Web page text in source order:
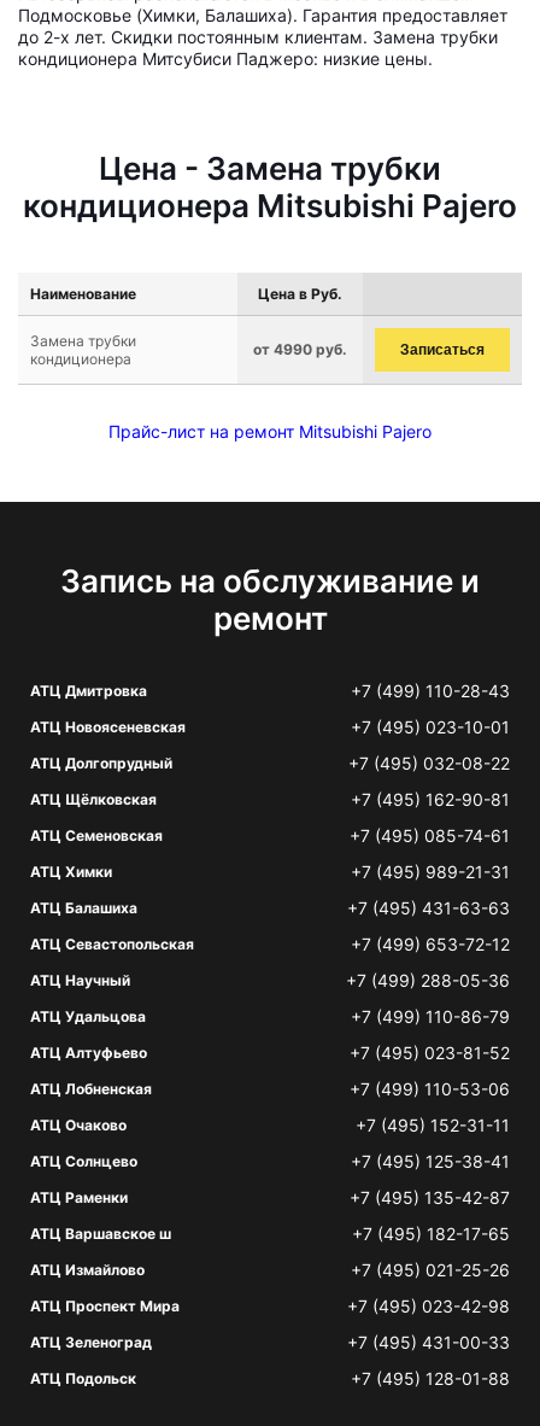
Подмосковье (Химки, Балашиха). Гарантия предоставляет
до 2-х лет. Скидки постоянным клиентам. Замена трубки
кондиционера Митсубиси Паджеро: низкие цены.
Цена - Замена трубки
кондиционера Mitsubishi Pajero
Наименование Цена в Руб.
Замена трубки
кондиционера
от 4990 руб. Записаться
Прайс-лист на ремонт Mitsubishi Pajero
Запись на обслуживание и
ремонт
АТЦ Дмитровка +7 (499) 110-28-43
АТЦ Новоясеневская +7 (495) 023-10-01
АТЦ Долгопрудный +7 (495) 032-08-22
АТЦ Щёлковская +7 (495) 162-90-81
АТЦ Семеновская +7 (495) 085-74-61
АТЦ Химки +7 (495) 989-21-31
АТЦ Балашиха +7 (495) 431-63-63
АТЦ Севастопольская +7 (499) 653-72-12
АТЦ Научный +7 (499) 288-05-36
АТЦ Удальцова +7 (499) 110-86-79
АТЦ Алтуфьево +7 (495) 023-81-52
АТЦ Лобненская +7 (499) 110-53-06
АТЦ Очаково +7 (495) 152-31-11
АТЦ Солнцево +7 (495) 125-38-41
АТЦ Раменки +7 (495) 135-42-87
АТЦ Варшавское ш +7 (495) 182-17-65
АТЦ Измайлово +7 (495) 021-25-26
АТЦ Проспект Мира +7 (495) 023-42-98
АТЦ Зеленоград +7 (495) 431-00-33
АТЦ Подольск +7 (495) 128-01-88